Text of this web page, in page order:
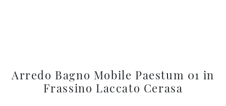
Arredo Bagno Mobile Paestum 01 in
Frassino Laccato Cerasa